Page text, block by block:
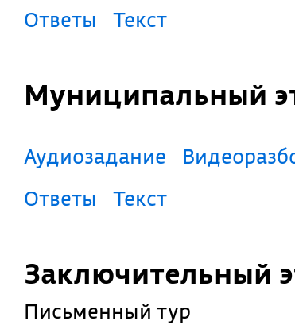
Ответы
Текст
Муниципальный
Аудиозадание
Ответы
Текст
Заключительный
Письменный тур